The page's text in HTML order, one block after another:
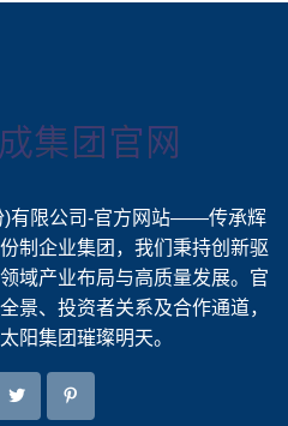
)有限公司-官方网站——传承辉
制企业集团，我们秉持创新驱
域产业布局与高质量发展。官
景、投资者关系及合作通道，
阳集团璀璨明天。